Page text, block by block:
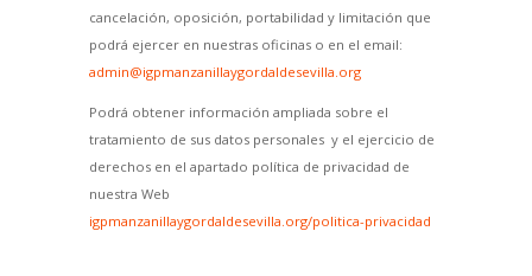
cancelación, oposición, portabilidad y limitación que
podrá ejercer en nuestras oficinas o en el email:
admin@igpmanzanillaygordaldesevilla.org
Podrá obtener información ampliada sobre el
tratamiento de sus datos personales y el ejercicio de
derechos en el apartado política de privacidad de
nuestra Web
igpmanzanillaygordaldesevilla.org/politica-privacidad